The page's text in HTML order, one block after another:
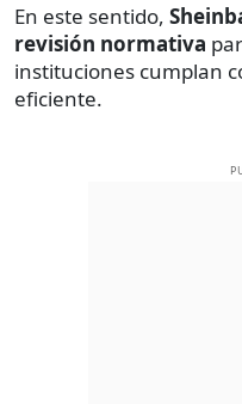
En este sentido,
revisión normativa
instituciones cumplan
eficiente.